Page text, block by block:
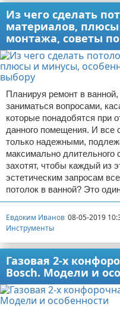
Из чего сделать
материалов,
монтажа, советы
Планируя ремонт в
заниматься вопросами,
которые понадобятся при
данного помещения. И все
только надежными,
максимально длительного
захотят, чтобы каждый из
эстетическим запросам
потолок в ванной? Это
Евдоким Иванов 08-05-2019
Инструменты
Газовая 2-х
Bosch. Модели и